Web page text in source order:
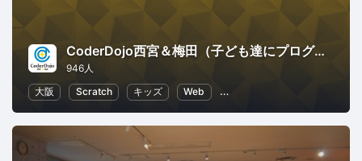
CoderDojo西宮＆梅田（子ども達にプログラミングやHTMLコードを教える道場）
946人
大阪
Scratch キッズ Web 子供向けプログラミング